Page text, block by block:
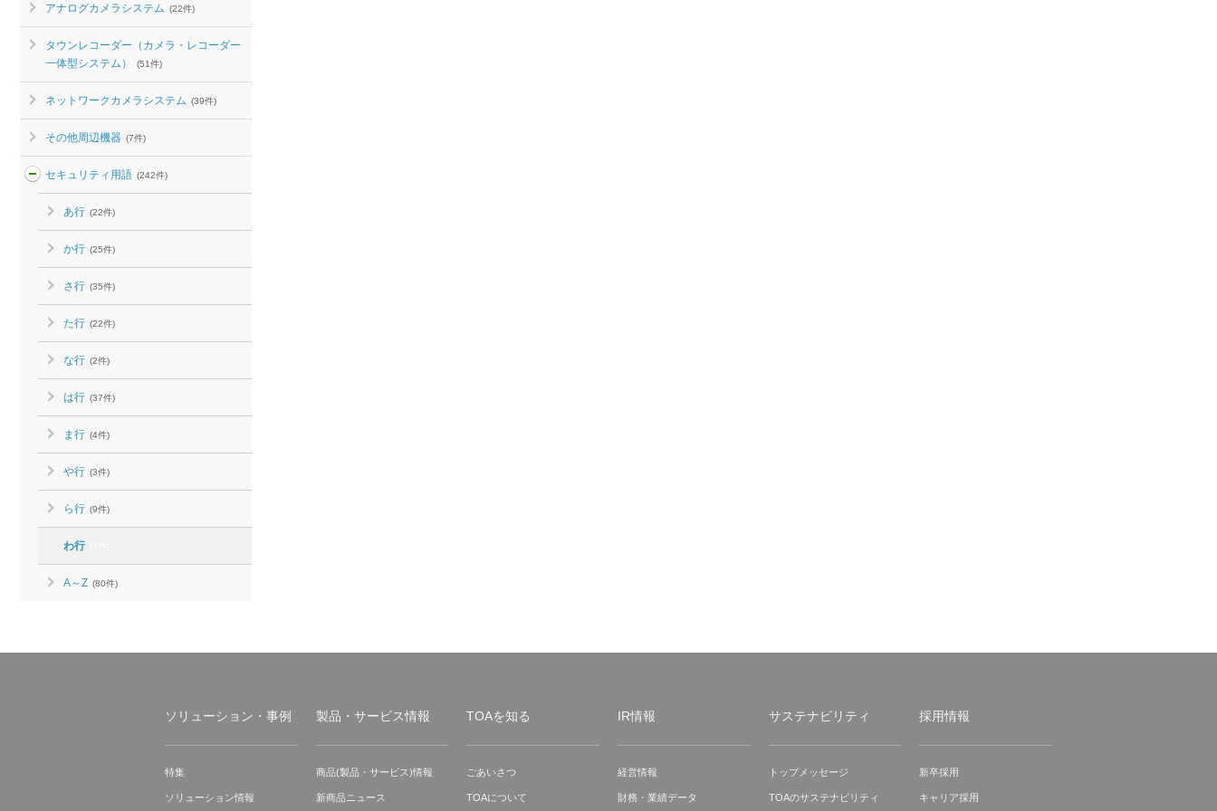
アナログカメラシステム (22件)
タウンレコーダー（カメラ・レコーダー
一体型システム）
(51件)
ネットワークカメラシステム (39件)
その他周辺機器 (7件)
セキュリティ用語 (242件)
あ行 (22件)
か行 (25件)
さ行 (35件)
た行 (22件)
な行 (2件)
は行 (37件)
ま行 (4件)
や行 (3件)
ら行 (9件)
わ行
A～Z (80件)
ソリューション・事例
特集
ソリューション情報
製品・サービス情報
商品(製品・サービス)情報
新商品ニュース
TOAを知る
ごあいさつ
TOAについて
IR情報
経営情報
財務・業績データ
サステナビリティ
トップメッセージ
TOAのサステナビリティ
採用情報
新卒採用
キャリア採用